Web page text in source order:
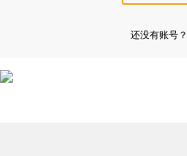
还没有账号？